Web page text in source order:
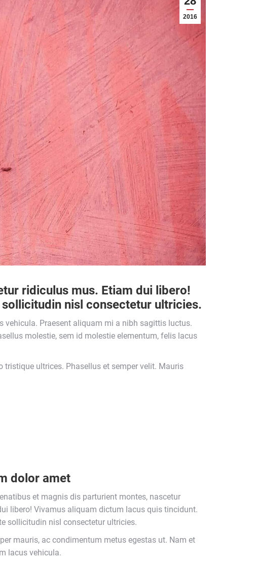
2016
ridiculus mus. Etiam dui libero!
nisl consectetur ultricies.
vehicula. Praesent aliquam mi a nibh sagittis luctus.
molestie, sem id molestie elementum, felis lacus
ultrices. Phasellus et semper velit. Mauris
dolor amet
et magnis dis parturient montes, nascetur
libero! Vivamus aliquam dictum lacus quis tincidunt.
sollicitudin nisl consectetur ultricies.
mauris, ac condimentum metus egestas ut. Nam et
lacus vehicula.